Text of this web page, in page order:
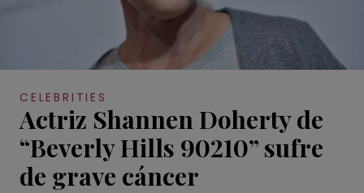
CELEBRITIES
Actriz Shannen Doherty de
“Beverly Hills 90210” sufre
de grave cáncer